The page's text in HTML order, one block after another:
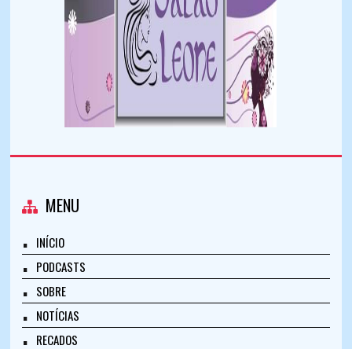
MENU
INÍCIO
PODCASTS
SOBRE
NOTÍCIAS
RECADOS